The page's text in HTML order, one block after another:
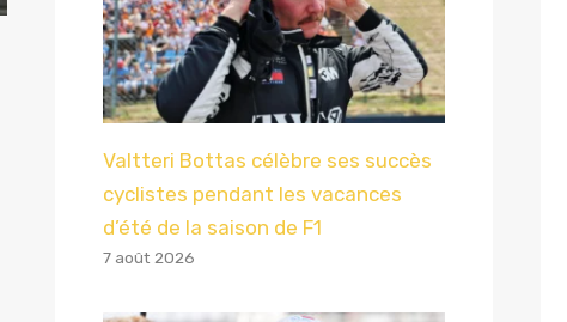
Valtteri Bottas célèbre ses succès
cyclistes pendant les vacances
d’été de la saison de F1
7 août 2026